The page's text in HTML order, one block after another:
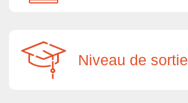
Niveau de sortie